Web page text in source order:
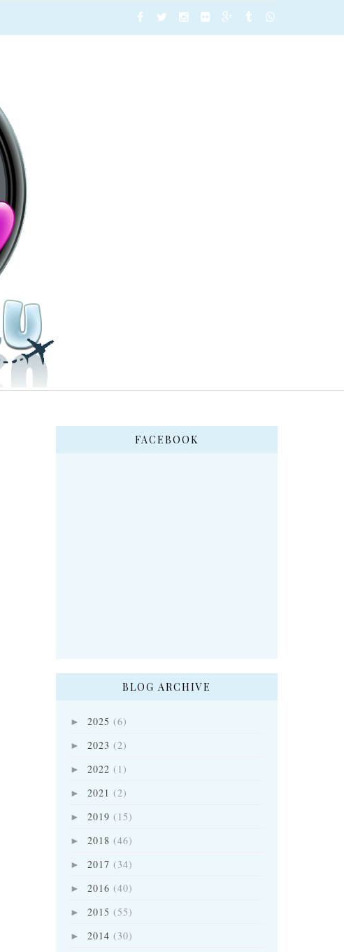
FACEBOOK
BLOG ARCHIVE
► 2025 (6)
► 2023 (2)
► 2022 (1)
► 2021 (2)
► 2019 (15)
► 2018 (46)
► 2017 (34)
► 2016 (40)
► 2015 (55)
► 2014 (30)